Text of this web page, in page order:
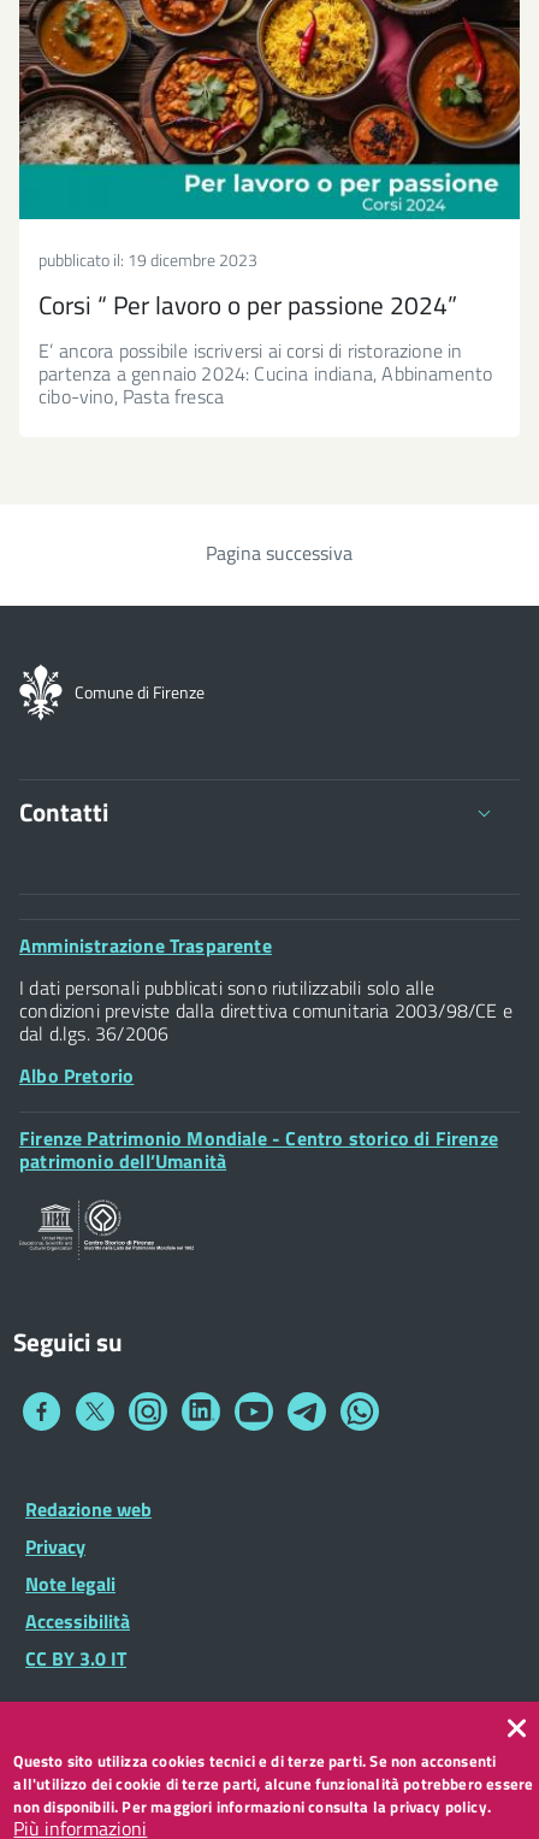
pubblicato il: 19 dicembre 2023
Corsi “ Per lavoro o per passione 2024”
E’ ancora possibile iscriversi ai corsi di ristorazione in
partenza a gennaio 2024: Cucina indiana, Abbinamento
cibo-vino, Pasta fresca
Pagina successiva
Comune di Firenze
Contatti
Comune di Firenze
Palazzo Vecchio
Piazza della Signoria - 50122, Firenze
P.IVA 01307110484
Posta Elettronica Certificata
Footer
Amministrazione Trasparente
I dati personali pubblicati sono riutilizzabili solo alle
condizioni previste dalla direttiva comunitaria 2003/98/CE e
dal d.lgs. 36/2006
Albo Pretorio
Footer
Widget
Firenze Patrimonio Mondiale - Centro storico di Firenze
patrimonio dell’Umanità
Seguici su
Collegamento
Collegamento
a
Collegamento
a
Collegamento
a
Collegamento
a
Collegamento
a
Collegamento
a
Footer
Widget
Footer
menu
Redazione web
Privacy
Note legali
Accessibilità
CC BY 3.0 IT
Questo sito utilizza cookies tecnici e di terze parti. Se non acconsenti
all'utilizzo dei cookie di terze parti, alcune funzionalità potrebbero essere
non disponibili. Per maggiori informazioni consulta la privacy policy.
Più informazioni